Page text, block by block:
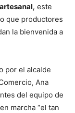
este
que productores
la bienvenida a
por el alcalde
Ana
del equipo de
marcha “el tan